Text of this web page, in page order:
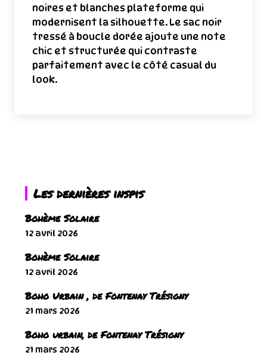
noires et blanches plateforme qui
modernisent la silhouette. Le sac noir
tressé à boucle dorée ajoute une note
chic et structurée qui contraste
parfaitement avec le côté casual du
look.
Les dernières inspis
Bohème Solaire
12 avril 2026
Bohème Solaire
12 avril 2026
Boho Urbain , de Fontenay Trésigny
21 mars 2026
Boho urbain, de Fontenay Trésigny
21 mars 2026